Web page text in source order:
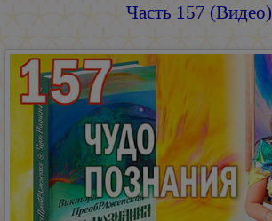
Часть 157 (Видео)